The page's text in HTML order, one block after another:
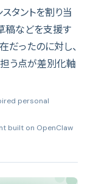
タントを割り当
稿などを支援す
だったのに対し、
う点が差別化軸
personal
built on OpenClaw